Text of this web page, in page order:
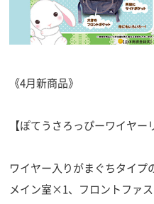
《4月新商品》
【ぽてうさろっぴーワイヤー
ワイヤー入りがまぐちタイプ
メイン室×1、フロントファ